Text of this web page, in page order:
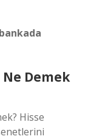
Demek
Hisse